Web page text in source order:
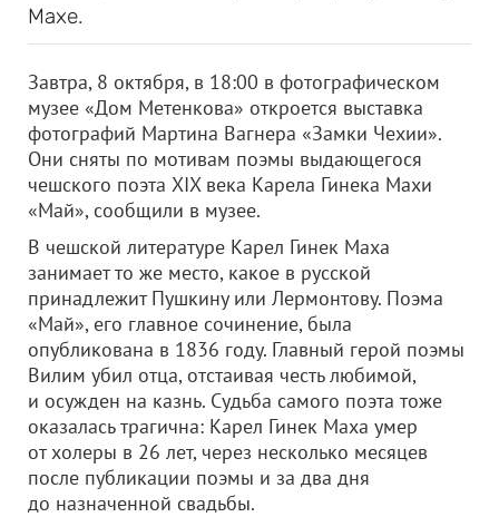
Махе.
Завтра, 8 октября, в 18:00 в фотографическом
музее «Дом Метенкова» откроется выставка
фотографий Мартина Вагнера «Замки Чехии».
Они сняты по мотивам поэмы выдающегося
чешского поэта XIX века Карела Гинека Махи
«Май», сообщили в музее.
В чешской литературе Карел Гинек Маха
занимает то же место, какое в русской
принадлежит Пушкину или Лермонтову. Поэма
«Май», его главное сочинение, была
опубликована в 1836 году. Главный герой поэмы
Вилим убил отца, отстаивая честь любимой,
и осужден на казнь. Судьба самого поэта тоже
оказалась трагична: Карел Гинек Маха умер
от холеры в 26 лет, через несколько месяцев
после публикации поэмы и за два дня
до назначенной свадьбы.